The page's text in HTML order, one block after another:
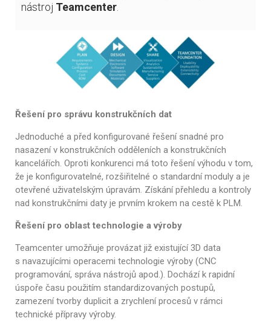
nástroj Teamcenter
Řešení pro správu konstrukčních dat
Jednoduché a před konfigurované řešení snadné pro
nasazení v konstrukčních odděleních a konstrukčních
kancelářích. Oproti konkurenci má toto řešení výhodu v tom,
že je konfigurovatelné, rozšiřitelné o standardní moduly a je
otevřené uživatelským úpravám. Získání přehledu a kontroly
nad konstrukčními daty je prvním krokem na cestě k PLM.
Řešení pro oblast technologie a výroby
Teamcenter umožňuje provázat již existující 3D data
s navazujícími operacemi technologie výroby (CNC
programování, správa nástrojů apod.). Dochází k rapidní
úspoře času použitím standardizovaných postupů,
zamezení tvorby duplicit a zrychlení procesů v rámci
technické přípravy výroby.